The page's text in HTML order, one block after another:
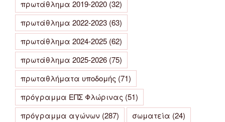
πρωτάθλημα 2019-2020 (32)
πρωτάθλημα 2022-2023 (63)
πρωτάθλημα 2024-2025 (62)
πρωτάθλημα 2025-2026 (75)
πρωταθλήματα υποδομής (71)
πρόγραμμα ΕΠΣ Φλώρινας (51)
πρόγραμμα αγώνων (287) σωματεία (24)